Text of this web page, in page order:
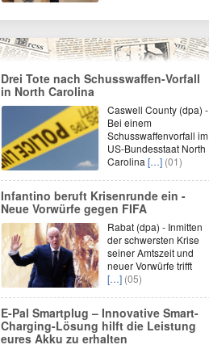
Drei Tote nach Schusswaffen-Vorfall
in North Carolina
Caswell County (dpa) -
Bei einem
Schusswaffenvorfall im
US-Bundesstaat North
Carolina […] (01)
Infantino beruft Krisenrunde ein -
Neue Vorwürfe gegen FIFA
Rabat (dpa) - Inmitten
der schwersten Krise
seiner Amtszeit und
neuer Vorwürfe trifft
[…] (05)
E-Pal Smartplug – Innovative Smart-
Charging-Lösung hilft die Leistung
eures Akku zu erhalten